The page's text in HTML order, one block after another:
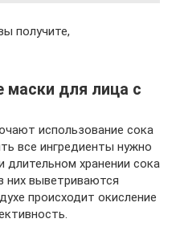
получите,
маски для лица с
использование сока
все ингредиенты нужно
длительном хранении сока
них выветриваются
происходит окисление